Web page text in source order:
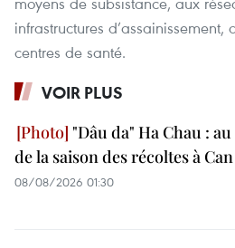
infrastructures d’assainissement,
centres de santé.
VOIR PLUS
"Dâu da" Ha Chau :
de la saison des récoltes à
08/08/2026 01:30